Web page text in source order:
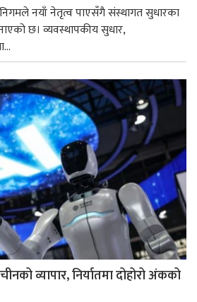
नयाँ नेतृत्व पाएसँगै संस्थागत सुधारका
छ। व्यवस्थापकीय सुधार,
व्यापार, निर्यातमा दोहोरो अंकको